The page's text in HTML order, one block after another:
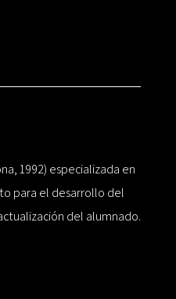
1992) especializada en
para el desarrollo del
del alumnado.